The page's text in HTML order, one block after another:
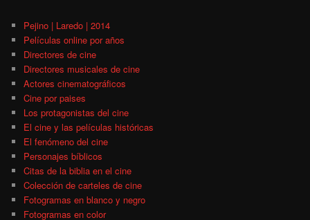
Pejino | Laredo | 2014
Películas online por años
Directores de cine
Directores musicales de cine
Actores cinematográficos
Cine por paises
Los protagonistas del cine
El cine y las películas históricas
El fenómeno del cine
Personajes bíblicos
Citas de la biblia en el cine
Colección de carteles de cine
Fotogramas en blanco y negro
Fotogramas en color